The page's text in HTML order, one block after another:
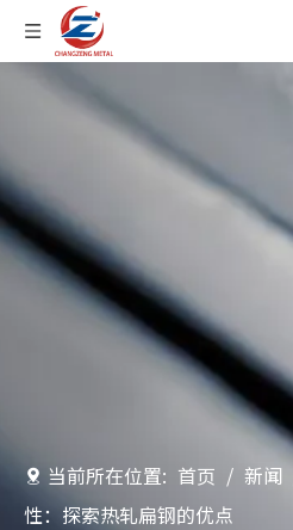
当前所在位置: 首页 / 新闻
性：探索热轧扁钢的优点